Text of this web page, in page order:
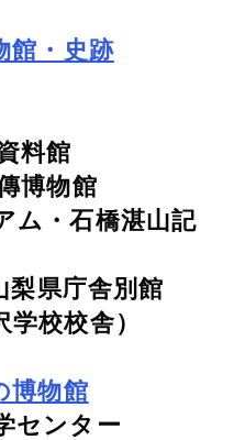
館・史跡
料館
博物館
ム・石橋湛山記
梨県庁舎別館
校校舎）
博物館
センター